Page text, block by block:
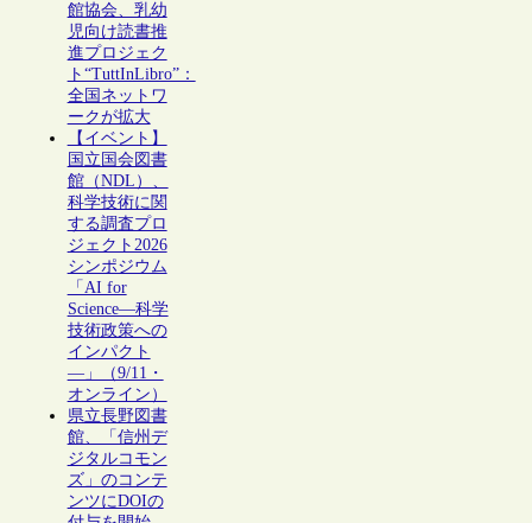
館協会、乳幼
児向け読書推
進プロジェク
ト“TuttInLibro”：
全国ネットワ
ークが拡大
【イベント】
国立国会図書
館（NDL）、
科学技術に関
する調査プロ
ジェクト2026
シンポジウム
「AI for
Science―科学
技術政策への
インパクト
―」（9/11・
オンライン）
県立長野図書
館、「信州デ
ジタルコモン
ズ」のコンテ
ンツにDOIの